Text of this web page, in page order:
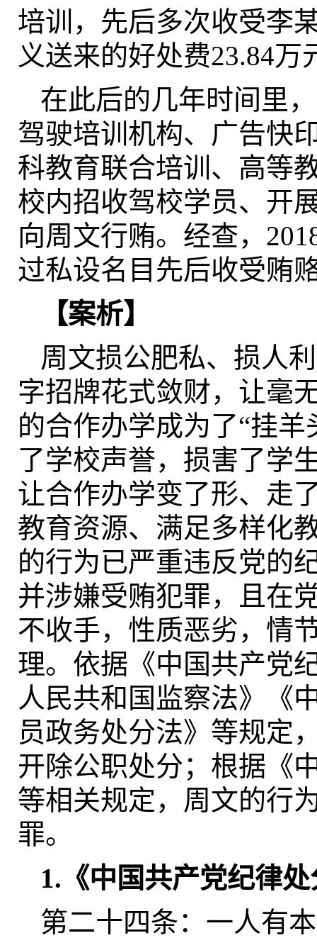
培训，先后多次收受李
义送来的好处费23.84万
在此后的几年时间里
驾驶培训机构、广告快
科教育联合培训、高等
校内招收驾校学员、开
向周文行贿。经查，
过私设名目先后收受贿
【案析】
周文损公肥私、损人
字招牌花式敛财，让毫
的合作办学成为了“挂
了学校声誉，损害了学
让合作办学变了形、走
教育资源、满足多样化
的行为已严重违反党的
并涉嫌受贿犯罪，且在
不收手，性质恶劣，情
理。依据《中国共产党
人民共和国监察法》《
员政务处分法》等规定
开除公职处分；根据《
等相关规定，周文的行
罪。
1.《中国共产党纪律
第二十四条：一人有